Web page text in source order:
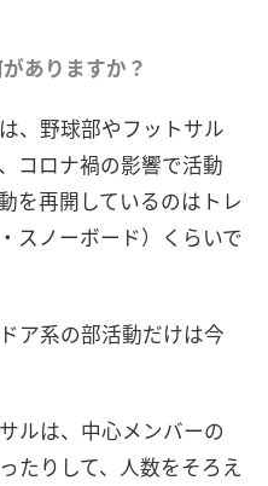
ありますか？
、野球部やフットサル
コロナ禍の影響で活動
を再開しているのはトレ
スノーボード）くらいで
ア系の部活動だけは今
ルは、中心メンバーの
たりして、人数をそろえ